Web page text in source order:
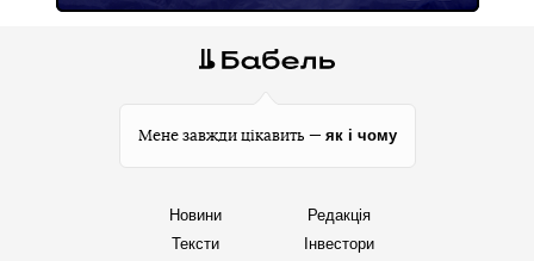
Мене завжди цікавить — як і чому
Новини
Тексти
Редакція
Інвестори